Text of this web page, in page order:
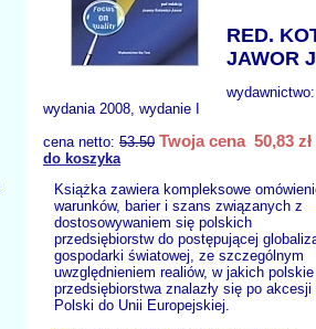
RED.
JAWOR
wydania 2008, wydanie I
cena netto: 53.50 Twoja cena 50,83 zł
do koszyka
Książka zawiera kompleksowe
warunków, barier i szans związanych z
dostosowywaniem się polskich
przedsiębiorstw do postępującej
gospodarki światowej, ze szczególnym
uwzględnieniem realiów, w jakich polskie
przedsiębiorstwa znalazły się po akcesji
Polski do Unii Europejskiej.